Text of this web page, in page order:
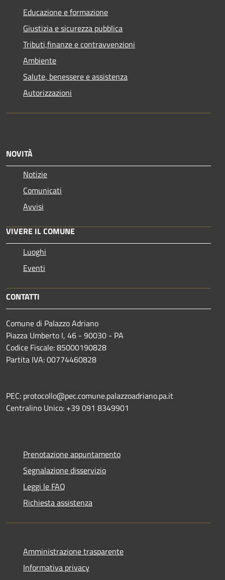
Educazione e formazione
Giustizia e sicurezza pubblica
Tributi,finanze e contravvenzioni
Ambiente
Salute, benessere e assistenza
Autorizzazioni
NOVITÀ
Notizie
Comunicati
Avvisi
VIVERE IL COMUNE
Luoghi
Eventi
CONTATTI
Comune di Palazzo Adriano
Piazza Umberto I, 46 - 90030 - PA
Codice Fiscale: 85000190828
Partita IVA: 00774460828
PEC: protocollo@pec.comune.palazzoadriano.pa.it
Centralino Unico: +39 091 8349901
Prenotazione appuntamento
Segnalazione disservizio
Leggi le FAQ
Richiesta assistenza
Amministrazione trasparente
Informativa privacy